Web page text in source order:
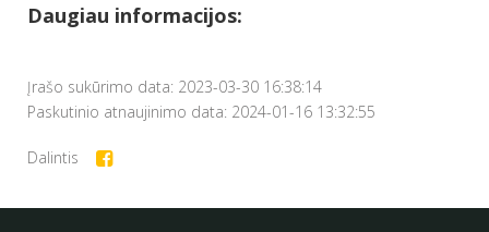
Daugiau informacijos:
Įrašo sukūrimo data: 2023-03-30 16:38:14
Paskutinio atnaujinimo data: 2024-01-16 13:32:55
Dalintis